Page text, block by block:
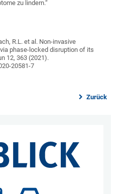
zu lindern.“
R.L. et al. Non-invasive
phase-locked disruption of its
12, 363 (2021).
20581-7
Zurück